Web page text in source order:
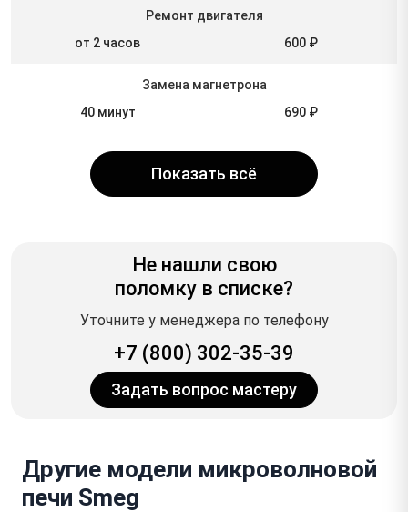
Ремонт двигателя
от 2 часов
600 ₽
Замена магнетрона
40 минут
690 ₽
Показать всё
Не нашли свою
поломку в списке?
Уточните у менеджера по телефону
+7 (800) 302-35-39
Задать вопрос мастеру
Другие модели микроволновой
печи Smeg